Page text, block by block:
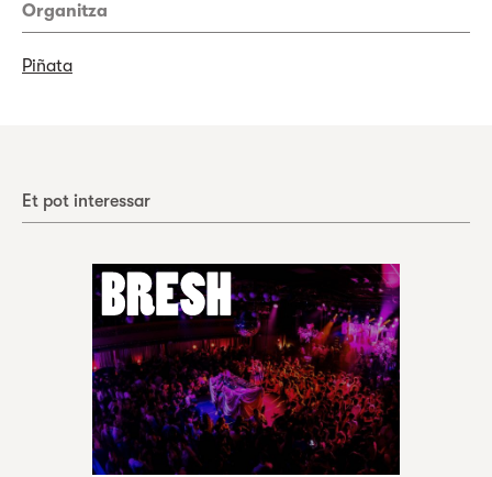
Organitza
Piñata
Et pot interessar